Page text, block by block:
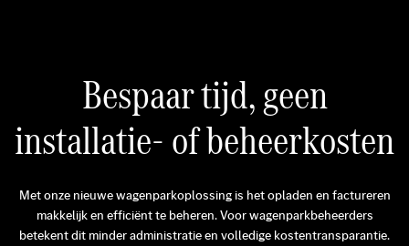
Bespaar tijd, geen
installatie- of beheerkosten
Met onze nieuwe wagenparkoplossing is het opladen en factureren
makkelijk en efficiënt te beheren. Voor wagenparkbeheerders
betekent dit minder administratie en volledige kostentransparantie.